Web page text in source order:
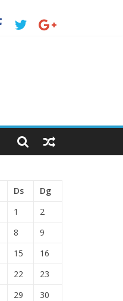
Ds
Dg
1
2
8
9
15
16
22
23
29
30